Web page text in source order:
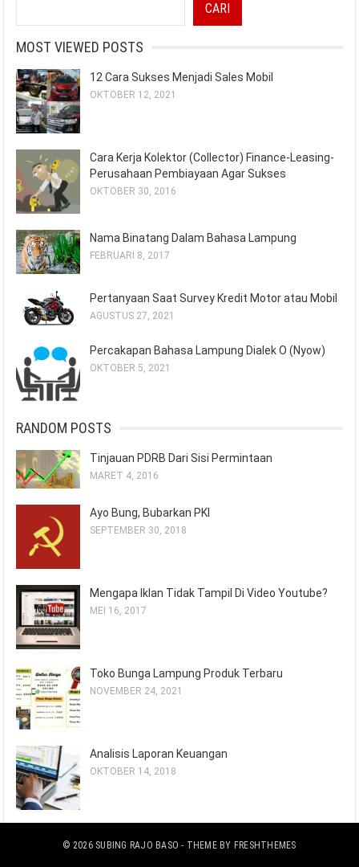
CARI
MOST VIEWED POSTS
12 Cara Sukses Menjadi Sales Mobil
OKTOBER 12, 2021
Cara Kerja Kolektor (Collector) Finance-Leasing-
Perusahaan Pembiayaan Agar Sukses
OKTOBER 30, 2016
Nama Binatang Dalam Bahasa Lampung
FEBRUARI 8, 2017
Pertanyaan Saat Survey Kredit Motor atau Mobil
AGUSTUS 27, 2021
Percakapan Bahasa Lampung Dialek O (Nyow)
OKTOBER 5, 2021
RANDOM POSTS
Tinjauan PDRB Dari Sisi Permintaan
MARET 4, 2016
Ayo Bung, Bubarkan PKI
SEPTEMBER 30, 2018
Mengapa Iklan Tidak Tampil Di Video Youtube?
MEI 16, 2017
Toko Bunga Lampung Produk Terbaru
NOVEMBER 24, 2021
Analisis Laporan Keuangan
OKTOBER 14, 2018
© 2026 SUBING RAJO BASO - THEME BY FRESHTHEMES